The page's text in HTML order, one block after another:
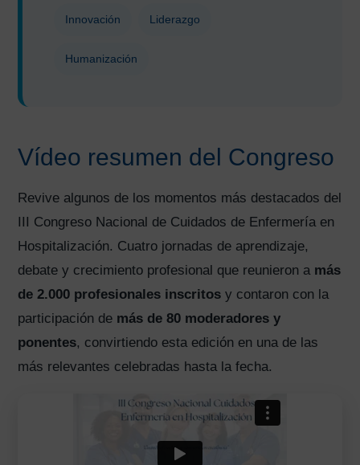
Innovación Liderazgo
Humanización
Vídeo resumen del Congreso
Revive algunos de los momentos más destacados del
III Congreso Nacional de Cuidados de Enfermería en
Hospitalización. Cuatro jornadas de aprendizaje,
debate y crecimiento profesional que reunieron a más
de 2.000 profesionales inscritos y contaron con la
participación de más de 80 moderadores y
ponentes, convirtiendo esta edición en una de las
más relevantes celebradas hasta la fecha.